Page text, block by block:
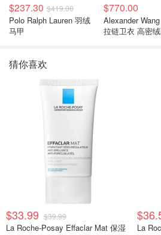
$237.30 $419.00
Polo Ralph Lauren 羽绒
马甲
$770.00
Alexander
拉链卫衣 高密
猜你喜欢
$33.99 $39.99
La Roche-Posay Effaclar Mat 保湿
La